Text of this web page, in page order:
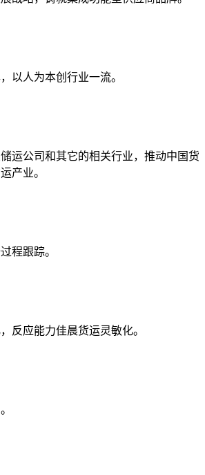
以人为本创行业一流。
运公司和其它的相关行业，推动中国货
产业。
程跟踪。
反应能力佳晨货运灵敏化。